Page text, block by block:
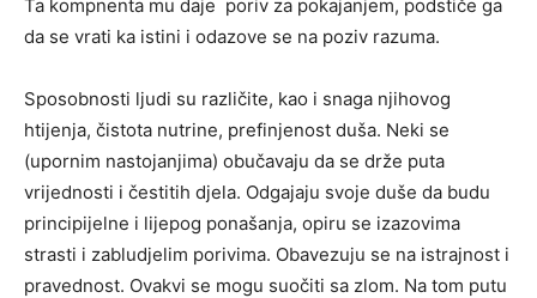
Ta kompnenta mu daje poriv za pokajanjem, podstiče ga
da se vrati ka istini i odazove se na poziv razuma.
Sposobnosti ljudi su različite, kao i snaga njihovog
htijenja, čistota nutrine, prefinjenost duša. Neki se
(upornim nastojanjima) obučavaju da se drže puta
vrijednosti i čestitih djela. Odgajaju svoje duše da budu
principijelne i lijepog ponašanja, opiru se izazovima
strasti i zabludjelim porivima. Obavezuju se na istrajnost i
pravednost. Ovakvi se mogu suočiti sa zlom. Na tom putu